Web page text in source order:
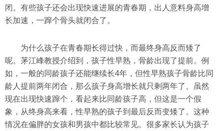
闭。有些孩子还会出现快速进展的青春期，出人意料身高增
长加速，一蹿个骨头就闭合了。
为什么孩子在青春期长得过快，而最终身高反而矮了
呢。茅江峰教授介绍到，孩子性早熟，骨龄出现了提前。例
如，一般的同龄孩子还能继续长4年，但性早熟孩子骨龄比同
龄人提前两年闭合，那么孩子身高增长就只剩两年了。虽然
现在出现快速蹿个，看起来比同龄孩子高，但这是一个假
象，从终身高来看，性早熟的孩子到最后反而变矮了。这种
情况在偏胖的女孩和男孩中都比较常见。很多家长认为孩子